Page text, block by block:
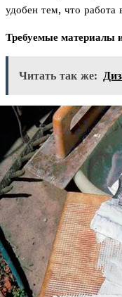
удобен тем, что работа
Требуемые материалы
Читать так же: